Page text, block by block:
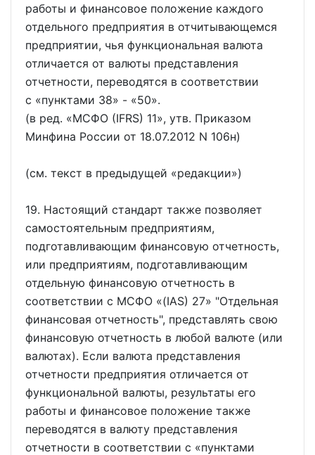
работы и финансовое положение каждого
отдельного предприятия в отчитывающемся
предприятии, чья функциональная валюта
отличается от валюты представления
отчетности, переводятся в соответствии
с
пунктами 38 - 50 .
(в ред.
МСФО (IFRS) 11 , утв. Приказом
Минфина России от 18.07.2012 N 106н)
(см. текст в предыдущей редакции )
19. Настоящий стандарт также позволяет
самостоятельным предприятиям,
подготавливающим финансовую отчетность,
или предприятиям, подготавливающим
отдельную финансовую отчетность в
соответствии с МСФО
(IAS) 27
"Отдельная
финансовая отчетность", представлять свою
финансовую отчетность в любой валюте (или
валютах). Если валюта представления
отчетности предприятия отличается от
функциональной валюты, результаты его
работы и финансовое положение также
переводятся в валюту представления
отчетности в соответствии с
пунктами